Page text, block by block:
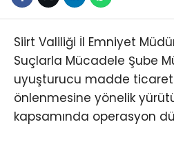
Siirt Valiliği İl Emniyet
Suçlarla Mücadele Şube
uyuşturucu madde ticareti
önlenmesine yönelik
kapsamında operasyon